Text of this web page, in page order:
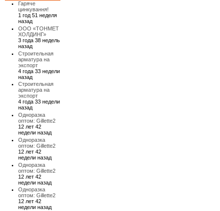
Гаряче
цинкування!
1 год 51 неделя
назад
ООО «ТОНМЕТ
ХОЛДИНГ»
3 года 38 недель
назад
Строительная
арматура на
экспорт
4 года 33 недели
назад
Строительная
арматура на
экспорт
4 года 33 недели
назад
Одноразка
оптом: Gillette2
12 лет 42
недели назад
Одноразка
оптом: Gillette2
12 лет 42
недели назад
Одноразка
оптом: Gillette2
12 лет 42
недели назад
Одноразка
оптом: Gillette2
12 лет 42
недели назад